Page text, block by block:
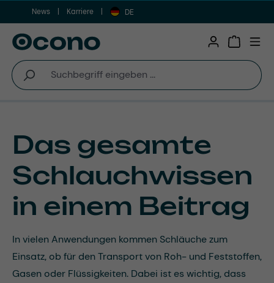
Zum Hauptinhalt springen
News Karriere DE
Das gesamte
Schlauchwissen
in einem Beitrag
In vielen Anwendungen kommen Schläuche zum
Einsatz, ob für den Transport von Roh- und Feststoffen,
Gasen oder Flüssigkeiten. Dabei ist es wichtig, dass